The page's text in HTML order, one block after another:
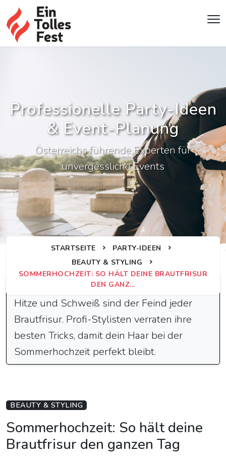
Professionelle Party-Ideen
& Event-Planung
Österreichs führende Experten für
unvergessliche Events
STARTSEITE
PARTY-IDEEN
BEAUTY & STYLING
SOMMERHOCHZEIT: SO HÄLT DEINE BRAUTFRISUR
DEN GANZ...
Schnelle Antwort
Hitze und Schweiß sind der Feind jeder
Brautfrisur. Profi-Stylisten verraten ihre
besten Tricks, damit dein Haar bei der
Sommerhochzeit perfekt bleibt.
BEAUTY & STYLING
Sommerhochzeit: So hält deine
Brautfrisur den ganzen Tag